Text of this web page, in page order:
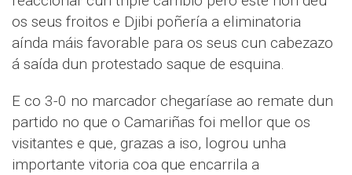
os seus froitos e Djibi poñería a eliminatoria
aínda máis favorable para os seus cun cabezazo
á saída dun protestado saque de esquina.
E co 3-0 no marcador chegaríase ao remate dun
partido no que o Camariñas foi mellor que os
visitantes e que, grazas a iso, logrou unha
importante vitoria coa que encarrila a